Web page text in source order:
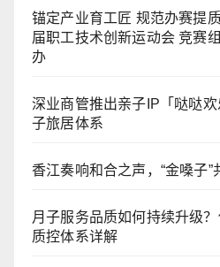
锚定产业育工匠 规范办赛
届职工技术创新运动会 竞赛
办
深业商管推出亲子IP「哒哒
子旅居体系
香江奏响和合之声，“金嗓子”
月子服务品质如何持续升级
质控体系详解